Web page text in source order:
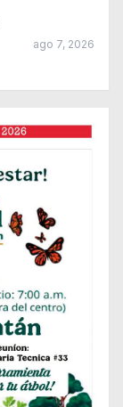
ago 7, 2026